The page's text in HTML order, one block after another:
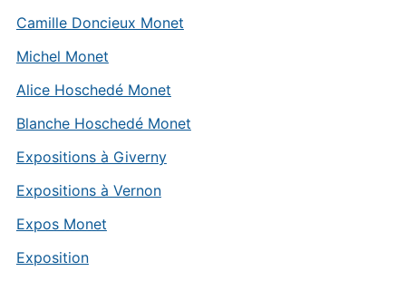
Camille Doncieux Monet
Michel Monet
Alice Hoschedé Monet
Blanche Hoschedé Monet
Expositions à Giverny
Expositions à Vernon
Expos Monet
Exposition